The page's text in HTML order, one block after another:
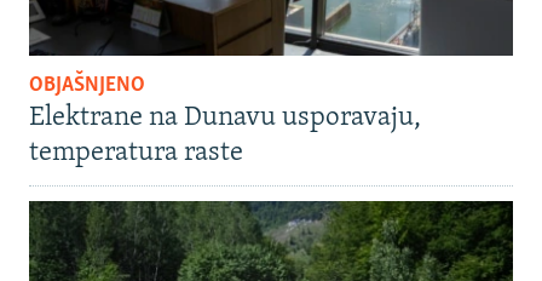
OBJAŠNJENO
Elektrane na Dunavu usporavaju,
temperatura raste